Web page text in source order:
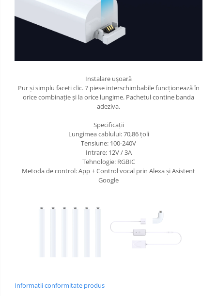
Instalare ușoară
Pur și simplu faceți clic. 7 piese interschimbabile funcționează în
orice combinație și la orice lungime. Pachetul contine banda
adeziva.
Specificații
Lungimea cablului: 70,86 țoli
Tensiune: 100-240V
Intrare: 12V / 3A
Tehnologie: RGBIC
Metoda de control: App + Control vocal prin Alexa și Asistent
Google
Informatii conformitate produs